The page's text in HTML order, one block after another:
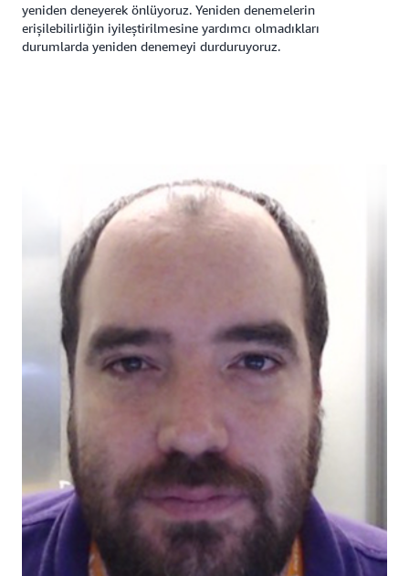
yeniden deneyerek önlüyoruz. Yeniden denemelerin
erişilebilirliğin iyileştirilmesine yardımcı olmadıkları
durumlarda yeniden denemeyi durduruyoruz.